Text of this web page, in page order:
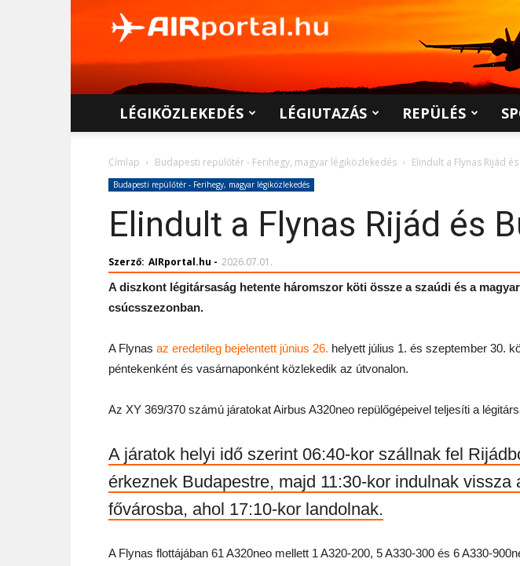
LÉGIKÖZLEKEDÉS LÉGIUTAZÁS REPÜLÉS
Címlap Budapesti repülőtér - Ferihegy, magyar légiközlekedés Elindult a Flynas Rijád
Budapesti repülőtér - Ferihegy, magyar légiközlekedés
Elindult a Flynas Rijád és
Szerző: AIRportal.hu - 2026.07.01.
A diszkont légitársaság hetente háromszor köti össze a szaúdi és a
csúcsszezonban.
A Flynas az eredetileg bejelentett június 26. helyett július 1. és szeptember 30.
péntekenként és vasárnaponként közlekedik az útvonalon.
Az XY 369/370 számú járatokat Airbus A320neo repülőgépeivel teljesíti a
A járatok helyi idő szerint 06:40-kor szállnak fel
érkeznek Budapestre, majd 11:30-kor indulnak vissza
fővárosba, ahol 17:10-kor landolnak.
A Flynas flottájában 61 A320neo mellett 1 A320-200, 5 A330-300 és 6 A330-